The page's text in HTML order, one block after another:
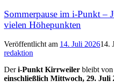
Sommerpause im i-Punkt –
vielen Höhepunkten
Veröffentlicht am 14. Juli 202614.
redaktion
Deri-Punkt Kirrweiler bleibt von
einschließlich Mittwoch, 29. Juli